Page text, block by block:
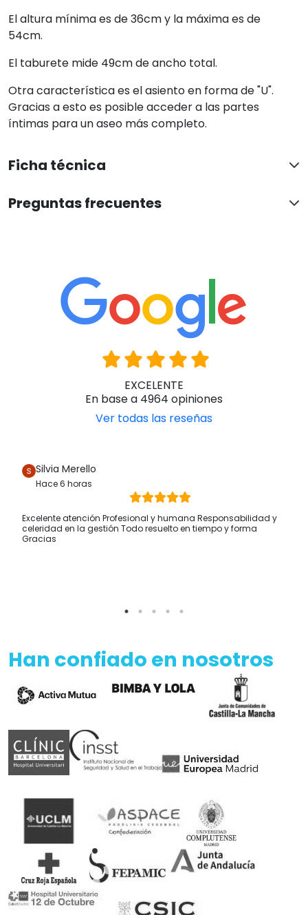
El altura mínima es de 36cm y la máxima es de
54cm.
El taburete mide 49cm de ancho total.
Otra característica es el asiento en forma de "U".
Gracias a esto es posible acceder a las partes
íntimas para un aseo más completo.
Ficha técnica
Preguntas frecuentes
EXCELENTE
En base a 4964 opiniones
Ver todas las reseñas
Silvia Merello
Hace 6 horas
Excelente atención Profesional y humana Responsabilidad y
celeridad en la gestión Todo resuelto en tiempo y forma
Gracias
Han confiado en nosotros